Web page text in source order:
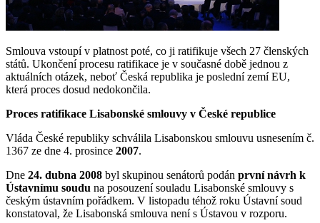
Smlouva vstoupí v platnost poté, co ji ratifikuje všech 27 členských
států. Ukončení procesu ratifikace je v současné době jednou z
aktuálních otázek, neboť Česká republika je poslední zemí EU,
která proces dosud nedokončila.
Proces ratifikace Lisabonské smlouvy v České republice
Vláda České republiky schválila Lisabonskou smlouvu usnesením č.
1367 ze dne 4. prosince 2007.
Dne 24. dubna 2008 byl skupinou senátorů podán první návrh k
Ústavnímu soudu na posouzení souladu Lisabonské smlouvy s
českým ústavním pořádkem. V listopadu téhož roku Ústavní soud
konstatoval, že Lisabonská smlouva není s Ústavou v rozporu.